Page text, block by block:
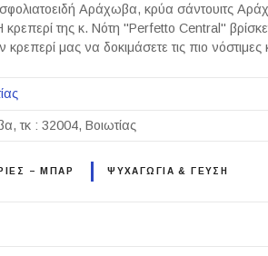
Αράχωβα, κρύα σάντουιτς
της κ. Νότη "Perfetto Central"
μας να δοκιμάσετε τις πιο νόστιμες
τκ : 32004, Βοιωτίας
– ΜΠΑΡ ΨΥΧΑΓΩΓΙΑ & ΓΕΥΣΗ